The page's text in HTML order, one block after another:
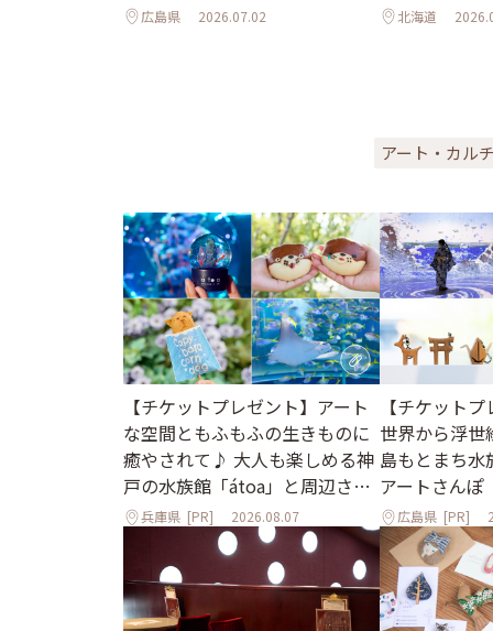
広島県 2026.07.02 北海道
アート・カル
【チケットプレゼント】アート
な空間ともふもふの生きものに
癒やされて♪ 大人も楽しめる神
戸の水族館「átoa」と周辺さん
ぽ兵庫県 [PR] 2026.08.07
【チケット
世界から浮世
島もとまち水
アートさんぽ
広島県 [PR]